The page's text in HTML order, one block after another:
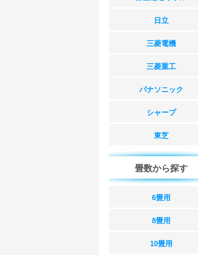
日立
三菱電機
三菱重工
パナソニック
シャープ
東芝
畳数から探す
6畳用
8畳用
10畳用